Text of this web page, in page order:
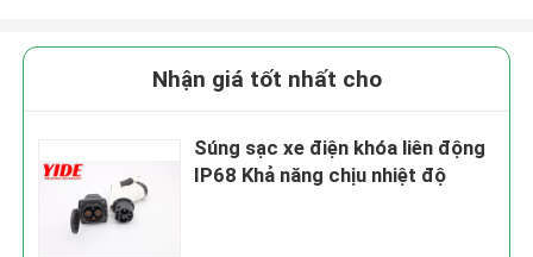
Nhận giá tốt nhất cho
Súng sạc xe điện khóa liên động
IP68 Khả năng chịu nhiệt độ